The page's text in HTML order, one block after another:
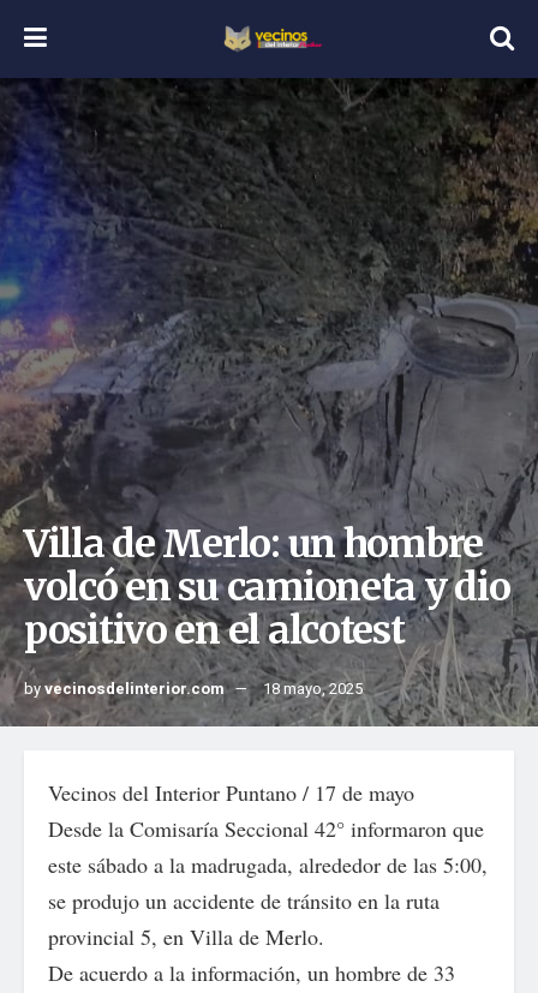
Villa de Merlo: un hombre
volcó en su camioneta y dio
positivo en el alcotest
byvecinosdelinterior.com 18 mayo, 2025
Vecinos del Interior Puntano / 17 de mayo
Desde la Comisaría Seccional 42° informaron que
este sábado a la madrugada, alrededor de las 5:00,
se produjo un accidente de tránsito en la ruta
provincial 5, en Villa de Merlo.
De acuerdo a la información, un hombre de 33